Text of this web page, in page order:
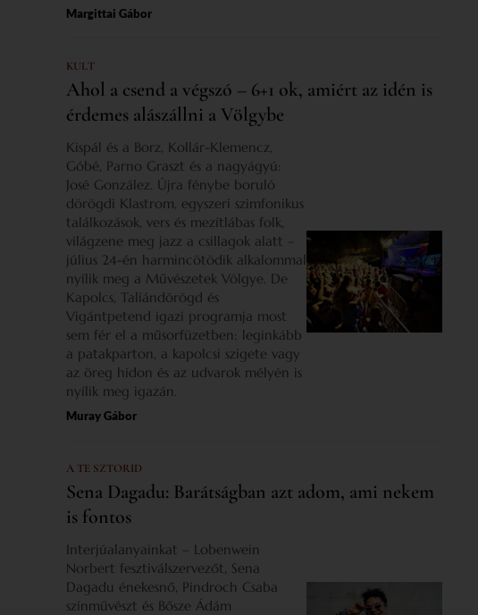
Margittai Gábor
KULT
Ahol a csend a végszó – 6+1 ok, amiért az idén is
érdemes alászállni a Völgybe
Kispál és a Borz, Kollár-Klemencz,
Góbé, Parno Graszt és a nagyágyú:
José González. Újra fénybe boruló
dörögdi Klastrom, egyszeri szimfonikus
találkozások, vers és mezítlábas folk,
világzene meg jazz a csillagok alatt –
július 24-én harmincötödik alkalommal
nyílik meg a Művészetek Völgye. De
Kapolcs, Taliándörögd és
Vigántpetend igazi programja most
sem fér el a műsorfüzetben: leginkább
a patakparton, a kapolcsi szigete vagy
az öreg hídon és az udvarok mélyén is
nyílik meg igazán.
Muray Gábor
A TE SZTORID
Sena Dagadu: Barátságban azt adom, ami nekem
is fontos
Interjúalanyainkat – Lobenwein
Norbert fesztiválszervezőt, Sena
Dagadu énekesnő, Pindroch Csaba
színművészt és Bősze Ádám